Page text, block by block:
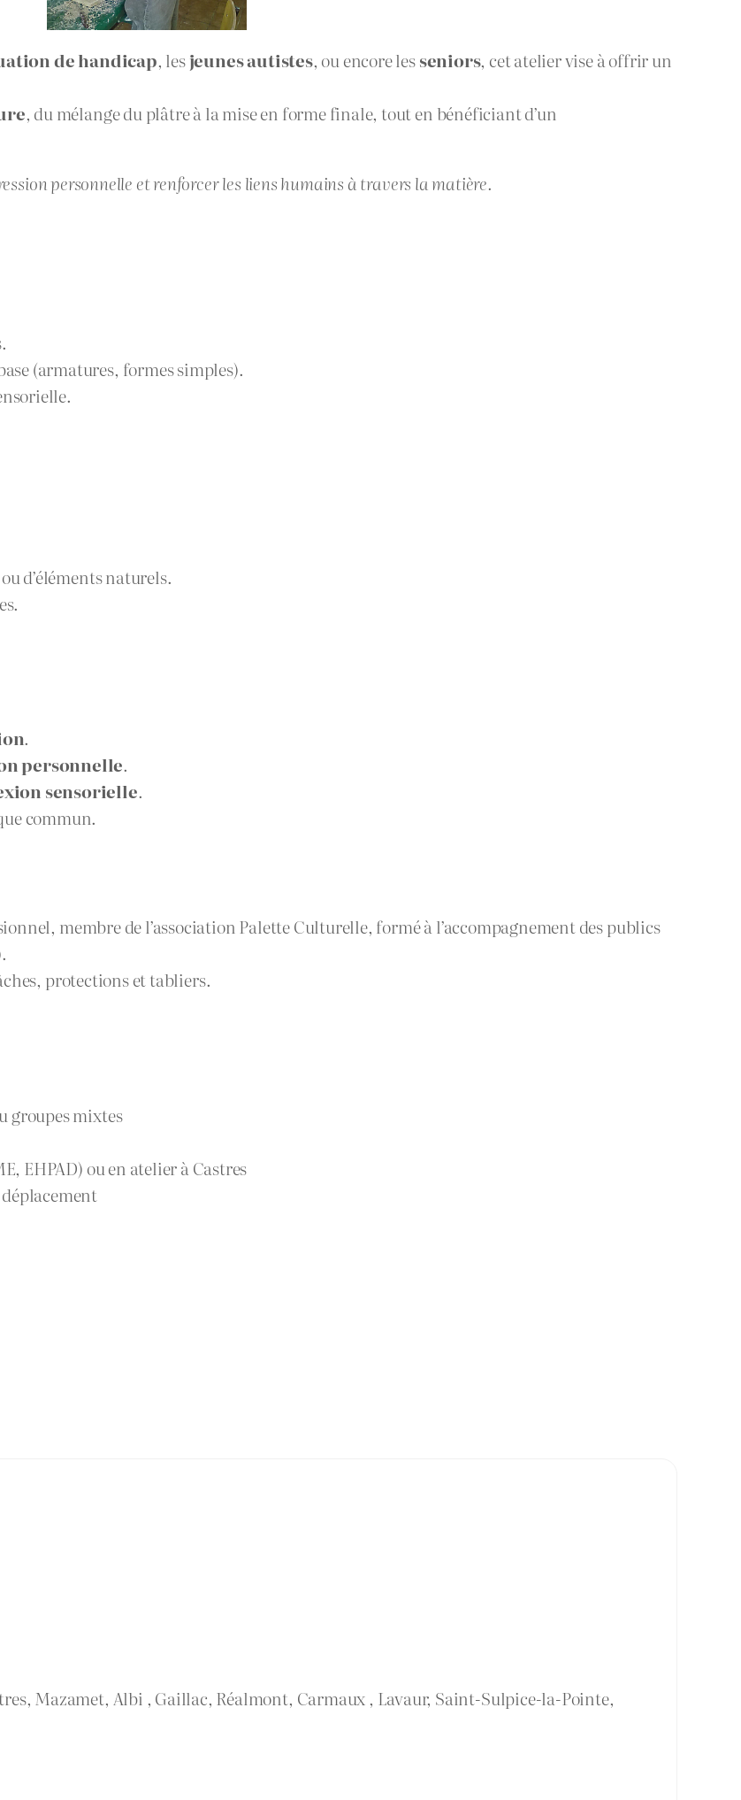
de handicap, lesjeunes autistes, ou encore lesseniors, cet atelier vise à offrir un
, du mélange du plâtre à la mise en forme finale, tout en bénéficiant d’un
personnelle et renforcer les liens humains à travers la matière.
(armatures, formes simples).
d’éléments naturels.
.
personnelle.
sensorielle.
commun.
membre de l’association Palette Culturelle, formé à l’accompagnement des publics
protections et tabliers.
groupes mixtes
EHPAD) ou en atelier à Castres
Mazamet, Albi , Gaillac, Réalmont, Carmaux , Lavaur, Saint-Sulpice-la-Pointe,